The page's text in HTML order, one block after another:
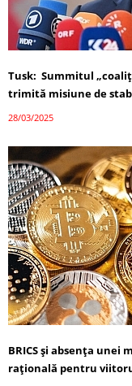
Tusk: Summitul
trimită misiune de
28/03/2025
BRICS și absența unei
rațională pentru